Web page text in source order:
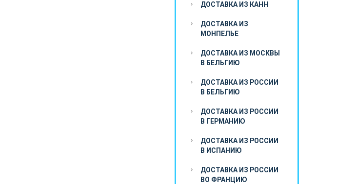
ДОСТАВКА ИЗ КАНН
ДОСТАВКА ИЗ
МОНПЕЛЬЕ
ДОСТАВКА ИЗ МОСКВЫ
В БЕЛЬГИЮ
ДОСТАВКА ИЗ РОССИИ
В БЕЛЬГИЮ
ДОСТАВКА ИЗ РОССИИ
В ГЕРМАНИЮ
ДОСТАВКА ИЗ РОССИИ
В ИСПАНИЮ
ДОСТАВКА ИЗ РОССИИ
ВО ФРАНЦИЮ